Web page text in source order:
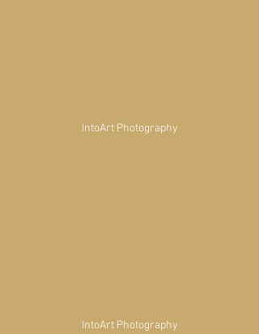
IntoArt Photography
IntoArt Photography